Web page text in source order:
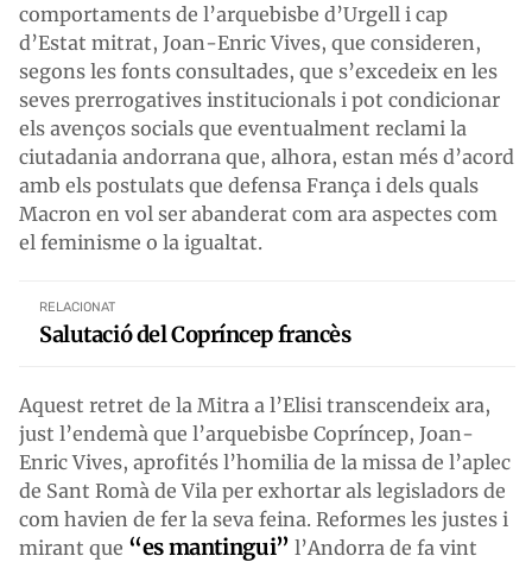
comportaments de l’arquebisbe d’Urgell i cap
d’Estat mitrat, Joan-Enric Vives, que consideren,
segons les fonts consultades, que s’excedeix en les
seves prerrogatives institucionals i pot condicionar
els avenços socials que eventualment reclami la
ciutadania andorrana que, alhora, estan més d’acord
amb els postulats que defensa França i dels quals
Macron en vol ser abanderat com ara aspectes com
el feminisme o la igualtat.
RELACIONAT
Salutació del Copríncep francès
Aquest retret de la Mitra a l’Elisi transcendeix ara,
just l’endemà que l’arquebisbe Copríncep, Joan-
Enric Vives, aprofités l’homilia de la missa de l’aplec
de Sant Romà de Vila per exhortar als legisladors de
com havien de fer la seva feina. Reformes les justes i
mirant que “es mantingui” l’Andorra de fa vint